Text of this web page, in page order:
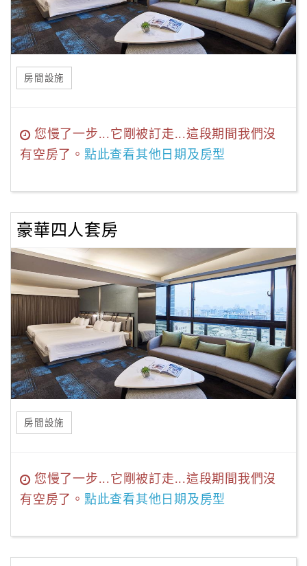
房間設施
您慢了一步...它剛被訂走...這段期間我們沒
有空房了。 點此查看其他日期及房型
豪華四人套房
房間設施
您慢了一步...它剛被訂走...這段期間我們沒
有空房了。 點此查看其他日期及房型